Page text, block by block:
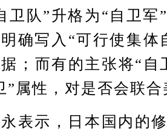
卫队”升格为“自卫
确写入“可行使集体
；而有的主张将“自
”属性，对是否会联合
示，日本国内的修